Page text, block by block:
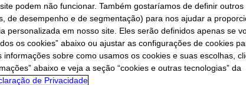
podem não funcionar. Também gostaríamos de definir outros
de desempenho e de segmentação) para nos ajudar a
personalizada em nosso site. Eles serão definidos apenas se
os cookies” abaixo ou ajustar as configurações de cookies
informações sobre como usamos os cookies e suas escolhas,
abaixo e veja a seção “cookies e outras tecnologias” da
de Privacidade